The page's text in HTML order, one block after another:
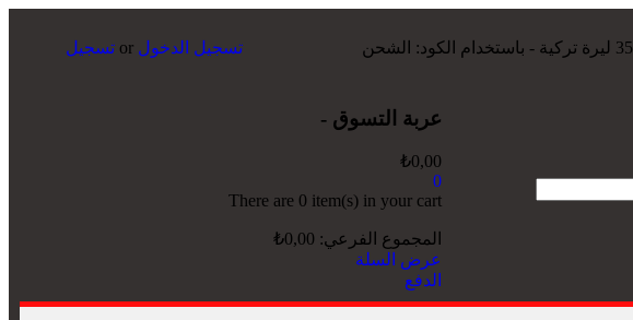
تسجيل الدخول or تسجيل
عربة التسوق -
₺0,00
0
There are 0 item(s)in your cart
المجموع الفرعي: ₺0,00
عرض السلة
الدفع